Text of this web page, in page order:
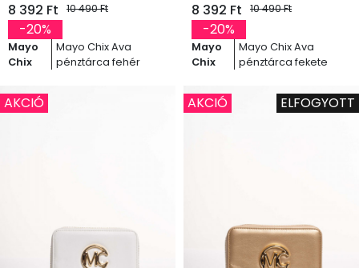
8 392 Ft 10 490 Ft
-20%
Mayo
Chix
Mayo Chix Ava
pénztárca fehér
8 392 Ft 10 490 Ft
-20%
Mayo
Chix
Mayo Chix Ava
pénztárca fekete
AKCIÓ AKCIÓ ELFOGYOTT